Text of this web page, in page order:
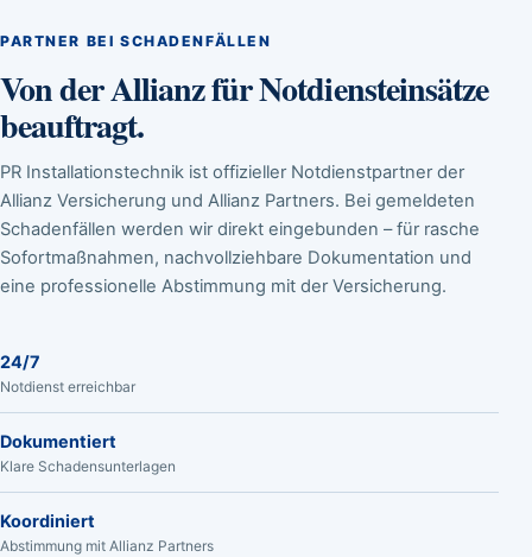
PARTNER BEI SCHADENFÄLLEN
Von der Allianz für Notdiensteinsätze
beauftragt.
PR Installationstechnik ist offizieller Notdienstpartner der
Allianz Versicherung und Allianz Partners. Bei gemeldeten
Schadenfällen werden wir direkt eingebunden – für rasche
Sofortmaßnahmen, nachvollziehbare Dokumentation und
eine professionelle Abstimmung mit der Versicherung.
24/7
Notdienst erreichbar
Dokumentiert
Klare Schadensunterlagen
Koordiniert
Abstimmung mit Allianz Partners